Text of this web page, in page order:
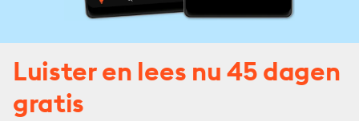
Luister en lees nu 45 dagen
gratis